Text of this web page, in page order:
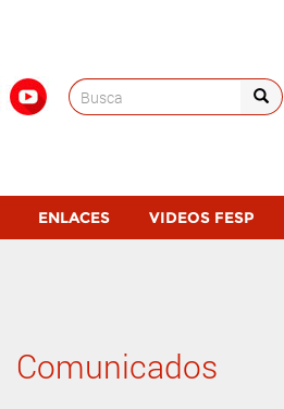
Search
for:
ENLACES VIDEOS FESP
Comunicados